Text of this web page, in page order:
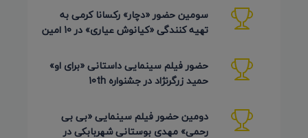
سومین حضور «دچار» رکسانا کرمی به
تهیه کنندگی «کیانوش عیاری» در 10 امین
حضور فیلم سینمایی داستانی «برای او»
حمید زرگرنژاد در جشنواره 10th
دومین حضور فیلم سینمایی «بی بی
رحمی» مهدی بوستانی شهربابکی در